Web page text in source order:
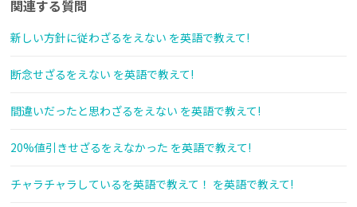
関連する質問
新しい方針に従わざるをえない を英語で教えて!
断念せざるをえない を英語で教えて!
間違いだったと思わざるをえない を英語で教えて!
20%値引きせざるをえなかった を英語で教えて!
チャラチャラしているを英語で教えて！ を英語で教えて!